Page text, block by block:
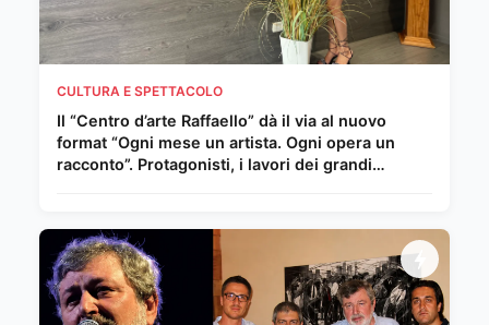
CULTURA E SPETTACOLO
Il “Centro d’arte Raffaello” dà il via al nuovo
format “Ogni mese un artista. Ogni opera un
racconto”. Protagonisti, i lavori dei grandi